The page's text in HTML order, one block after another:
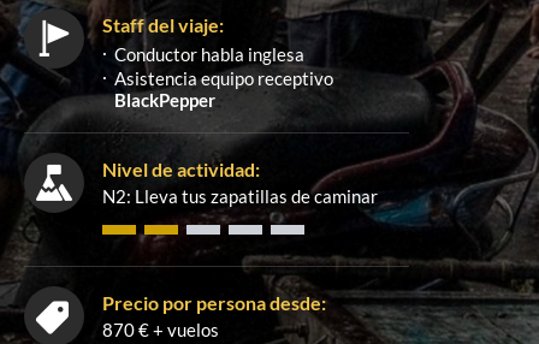
Staff del viaje:
Conductor habla inglesa
Asistencia equipo receptivo
BlackPepper
Nivel de actividad:
N2: Lleva tus zapatillas de caminar
Precio por persona desde:
870 € + vuelos